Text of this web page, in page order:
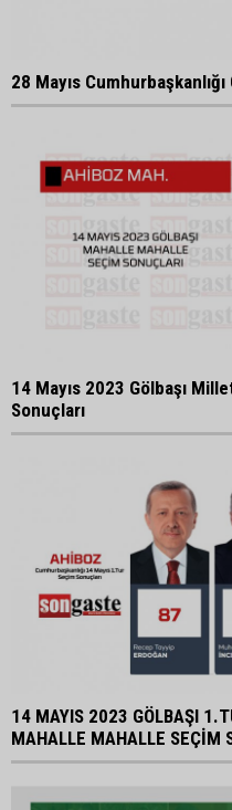
28 Mayıs
14 Mayıs 2023 Gölbaşı
Sonuçları
14 MAYIS 2023 GÖLBAŞI
MAHALLE MAHALLE SEÇİM